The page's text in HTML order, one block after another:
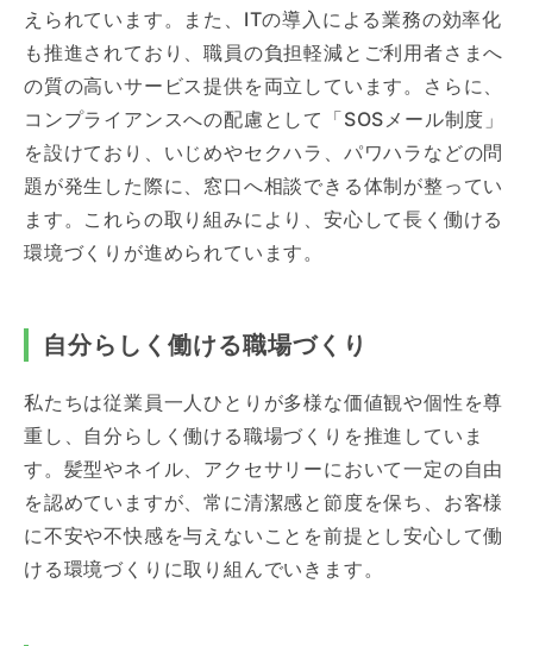
えられています。また、ITの導入による業務の効率化
も推進されており、職員の負担軽減とご利用者さまへ
の質の高いサービス提供を両立しています。さらに、
コンプライアンスへの配慮として「SOSメール制度」
を設けており、いじめやセクハラ、パワハラなどの問
題が発生した際に、窓口へ相談できる体制が整ってい
ます。これらの取り組みにより、安心して長く働ける
環境づくりが進められています。
自分らしく働ける職場づくり
私たちは従業員一人ひとりが多様な価値観や個性を尊
重し、自分らしく働ける職場づくりを推進していま
す。髪型やネイル、アクセサリーにおいて一定の自由
を認めていますが、常に清潔感と節度を保ち、お客様
に不安や不快感を与えないことを前提とし安心して働
ける環境づくりに取り組んでいきます。